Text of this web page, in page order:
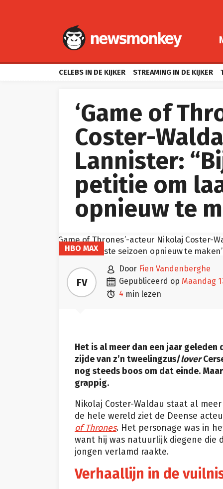
CELEBS IN DE KIJKER STREAMING IN DE KIJKER
‘Game of
Coster-
Lannister:
petitie om
opnieuw te
HBO MAX
FV
 door Fien Vandenberghe
 gepubliceerd op maandag
 4 min lezen
Het is al meer dan een jaar geleden
zijde van z’n tweelingzus/lover
nog steeds boos om dat einde.
grappig.
Nikolaj Coster-Waldau staat al
de hele wereld ziet de Deense
of Thrones. Het personage was in
want hij was natuurlijk diegene die
jongen verlamd raakte.
Verhaallijn in de